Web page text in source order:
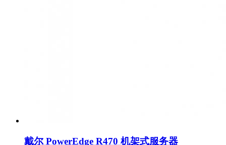
戴尔 PowerEdge R470 机架式服务器